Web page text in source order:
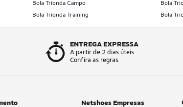
Bola Trionda Campo Bola
Bola Trionda Training Bola
ENTREGA EXPRESSA
A partir de 2 dias úteis
Confira as regras
Netshoes Empresas